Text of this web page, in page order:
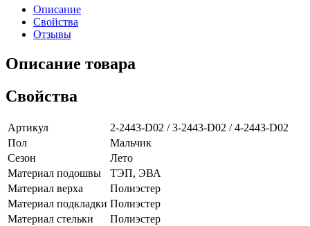
Описание
Свойства
Отзывы
Описание товара
Свойства
Артикул
2-2443-D02 / 3-2443-D02 / 4-2443-D02
Пол
Мальчик
Сезон
Лето
Материал подошвы
ТЭП, ЭВА
Материал верха
Полиэстер
Материал подкладки Полиэстер
Материал стельки
Полиэстер